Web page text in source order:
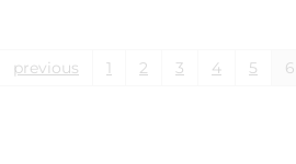
previous 1 2 3 4 5 6